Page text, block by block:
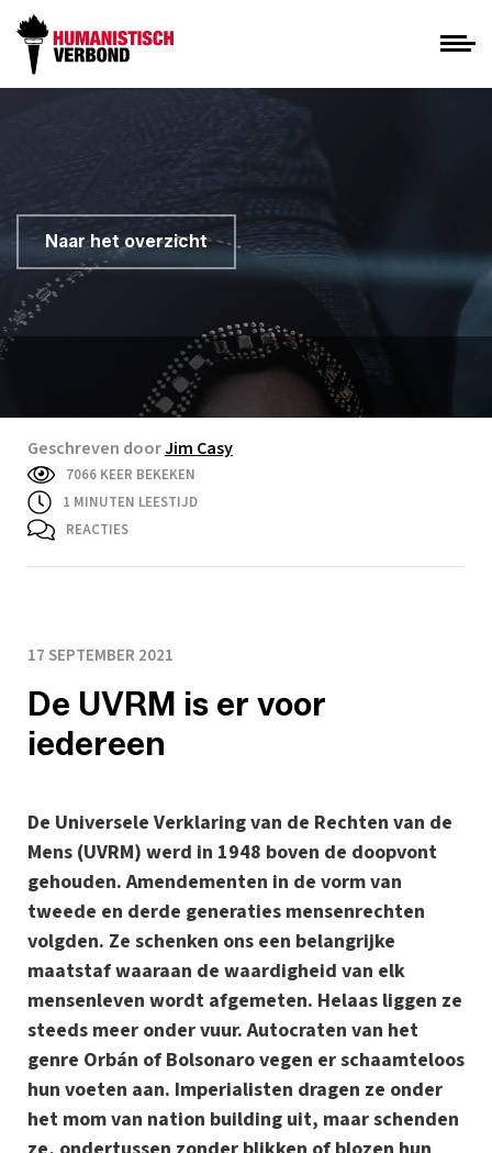
Naar het overzicht
Geschreven doorJim Casy
7066 KEER BEKEKEN
1 MINUTEN LEESTIJD
REACTIES
17 SEPTEMBER 2021
De UVRM is er voor
iedereen
De Universele Verklaring van de Rechten van de
Mens (UVRM) werd in 1948 boven de doopvont
gehouden. Amendementen in de vorm van
tweede en derde generaties mensenrechten
volgden. Ze schenken ons een belangrijke
maatstaf waaraan de waardigheid van elk
mensenleven wordt afgemeten. Helaas liggen ze
steeds meer onder vuur. Autocraten van het
genre Orbán of Bolsonaro vegen er schaamteloos
hun voeten aan. Imperialisten dragen ze onder
het mom van nation building uit, maar schenden